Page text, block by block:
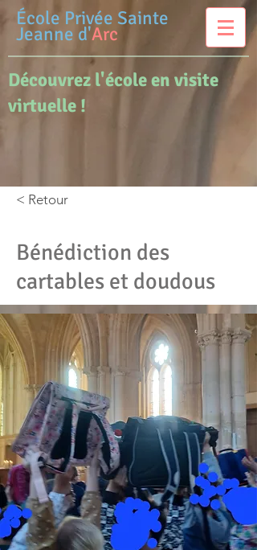
École Privée Sainte
Jeanne d'Arc
Découvrez l'école en visite
virtuelle !
< Retour
Bénédiction des
cartables et doudous